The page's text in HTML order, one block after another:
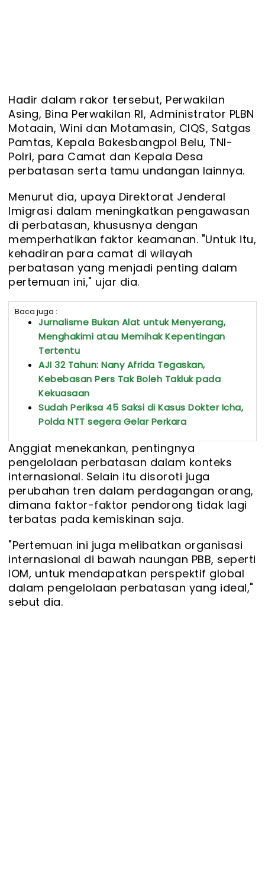
Hadir dalam rakor tersebut, Perwakilan
Asing, Bina Perwakilan RI, Administrator PLBN
Motaain, Wini dan Motamasin, CIQS, Satgas
Pamtas, Kepala Bakesbangpol Belu, TNI-
Polri, para Camat dan Kepala Desa
perbatasan serta tamu undangan lainnya.
Menurut dia, upaya Direktorat Jenderal
Imigrasi dalam meningkatkan pengawasan
di perbatasan, khususnya dengan
memperhatikan faktor keamanan. "Untuk itu,
kehadiran para camat di wilayah
perbatasan yang menjadi penting dalam
pertemuan ini," ujar dia.
Baca juga :
Jurnalisme Bukan Alat untuk Menyerang,
Menghakimi atau Memihak Kepentingan
Tertentu
AJI 32 Tahun: Nany Afrida Tegaskan,
Kebebasan Pers Tak Boleh Takluk pada
Kekuasaan
Sudah Periksa 45 Saksi di Kasus Dokter Icha,
Polda NTT segera Gelar Perkara
Anggiat menekankan, pentingnya
pengelolaan perbatasan dalam konteks
internasional. Selain itu disoroti juga
perubahan tren dalam perdagangan orang,
dimana faktor-faktor pendorong tidak lagi
terbatas pada kemiskinan saja.
"Pertemuan ini juga melibatkan organisasi
internasional di bawah naungan PBB, seperti
IOM, untuk mendapatkan perspektif global
dalam pengelolaan perbatasan yang ideal,"
sebut dia.